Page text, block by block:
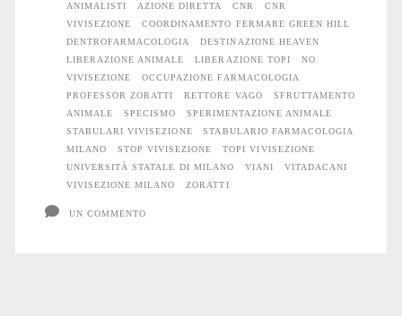
Farmacologia
a
Milano
ANIMALISTI
AZIONE DIRETTA CNR
CNR
VIVISEZIONE
COORDINAMENTO FERMARE GREEN HILL
DENTROFARMACOLOGIA
DESTINAZIONE HEAVEN
LIBERAZIONE ANIMALE
LIBERAZIONE TOPI
NO
VIVISEZIONE
OCCUPAZIONE FARMACOLOGIA
PROFESSOR ZORATTI
RETTORE VAGO
SFRUTTAMENTO
ANIMALE
SPECISMO
SPERIMENTAZIONE ANIMALE
STABULARI VIVISEZIONE
STABULARIO FARMACOLOGIA
MILANO
STOP VIVISEZIONE
TOPI VIVISEZIONE
UNIVERSITÀ STATALE DI MILANO
VIANI
VITADACANI
VIVISEZIONE MILANO
ZORATTI
UN COMMENTO